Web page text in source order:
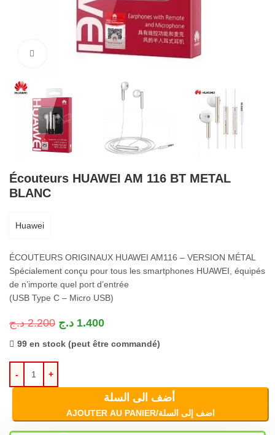
Cliquez pour agrandir
Écouteurs HUAWEI AM 116 BT METAL
BLANC
Huawei
ÉCOUTEURS ORIGINAUX HUAWEI AM116 – VERSION MÉTAL
Spécialement conçu pour tous les smartphones HUAWEI, équipés
de n’importe quel port d’entrée
(USB Type C – Micro USB)
2.200 د.ج 1.400 د.ج
99 en stock (peut être commandé)
أضف الى السلة
AJOUTER AU PANIER/اضف إلى السلة